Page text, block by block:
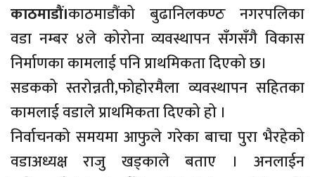
काठमाडौं।काठमाडौंको बुढानिलकण्ठ नगरपलिका
वडा नम्बर ४ले कोरोना व्यवस्थापन सँगसँगै विकास
निर्माणका कामलाई पनि प्राथमिकता दिएको छ।
सडकको स्तरोन्नती,फोहोरमैला व्यवस्थापन सहितका
कामलाई वडाले प्राथमिकता दिएको हो ।
निर्वाचनको समयमा आफुले गरेका बाचा पुरा भैरहेको
वडाअध्यक्ष राजु खड्काले बताए । अनलाईन